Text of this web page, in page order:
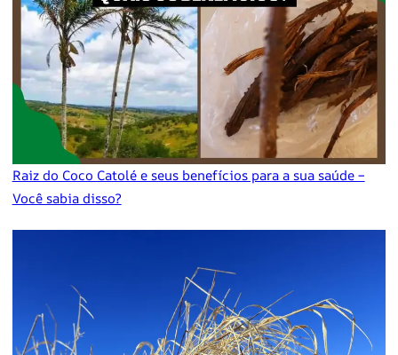
Raiz do Coco Catolé e seus benefícios para a sua saúde –
Você sabia disso?